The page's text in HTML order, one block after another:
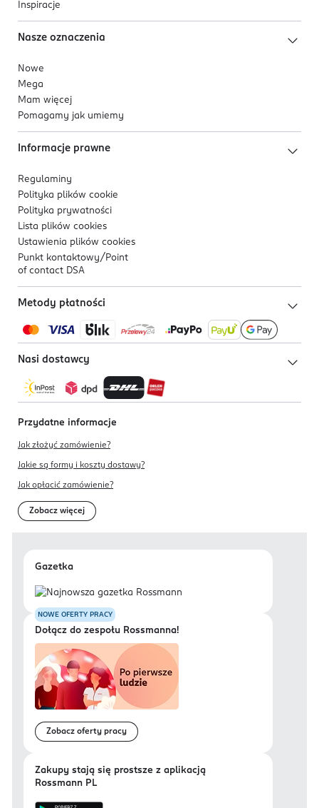
Inspiracje
Nasze oznaczenia
Nowe
Mega
Mam więcej
Pomagamy jak umiemy
Informacje prawne
Regulaminy
Polityka plików cookie
Polityka prywatności
Lista plików cookies
Ustawienia plików cookies
Punkt kontaktowy/ Point
of contact DSA
Metody płatności
Nasi dostawcy
Przydatne informacje
Jak złożyć zamówienie?
Jakie są formy i koszty dostawy?
Jak opłacić zamówienie?
Zobacz więcej
Gazetka
NOWE OFERTY PRACY
Dołącz do zespołu Rossmanna!
Zobacz oferty pracy
Zakupy stają się prostsze z aplikacją
Rossmann PL